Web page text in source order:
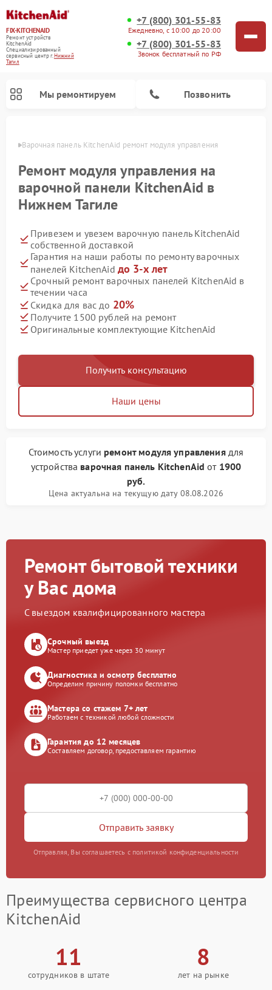
FIX-KITCHENAID
Ремонт устройств
KitchenAid
Специализированный
cервисный центр г.Нижний
Тагил
+7 (800) 301-55-83
Ежедневно, с 10:00 до 20:00
+7 (800) 301-55-83
Звонок бесплатный по РФ
Мы ремонтируем Позвонить
Варочная панель KitchenAid ремонт модуля управления
Ремонт модуля управления на
варочной панели KitchenAid в
Нижнем Тагиле
Привезем и увезем варочную панель KitchenAid
собственной доставкой
Гарантия на наши работы по ремонту варочных
панелей KitchenAid до 3-х лет
Срочный ремонт варочных панелей KitchenAid в
течении часа
Скидка для вас до 20%
Получите 1500 рублей на ремонт
Оригинальные комплектующие KitchenAid
Получить консультацию
Наши цены
Стоимость услуги ремонт модуля управлениядля
устройства варочная панель KitchenAid от 1900
руб.
Цена актуальна на текущую дату 08.08.2026
Ремонт бытовой техники
у Вас дома
С выездом квалифицированного мастера
Срочный выезд
Мастер приедет уже через 30 минут
Диагностика и осмотр бесплатно
Определим причину поломки бесплатно
Мастера со стажем 7+ лет
Работаем с техникой любой сложности
Гарантия до 12 месяцев
Составляем договор, предоставляем гарантию
Отправить заявку
Отправляя, Вы соглашаетесь с политикой конфиденциальности
Преимущества сервисного центра
KitchenAid
11
сотрудников в штате
8
лет на рынке